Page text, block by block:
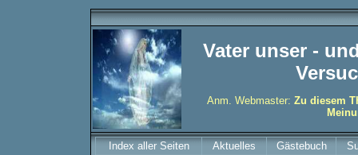
Vater unser -
Anm. Webmaster: Zu diesem
Index aller Seiten Aktuelles Gästebuch